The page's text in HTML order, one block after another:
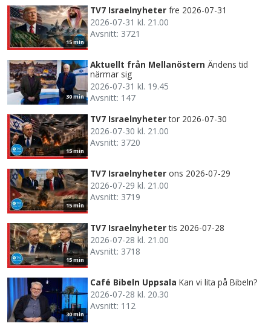
15 min
TV7 Israelnyheter fre 2026-07-31
2026-07-31 kl. 21.00
Avsnitt: 3721
30 min
Aktuellt från Mellanöstern Ändens tid
närmar sig
2026-07-31 kl. 19.45
Avsnitt: 147
15 min
TV7 Israelnyheter tor 2026-07-30
2026-07-30 kl. 21.00
Avsnitt: 3720
15 min
TV7 Israelnyheter ons 2026-07-29
2026-07-29 kl. 21.00
Avsnitt: 3719
15 min
TV7 Israelnyheter tis 2026-07-28
2026-07-28 kl. 21.00
Avsnitt: 3718
30 min
Café Bibeln Uppsala Kan vi lita på Bibeln?
2026-07-28 kl. 20.30
Avsnitt: 112